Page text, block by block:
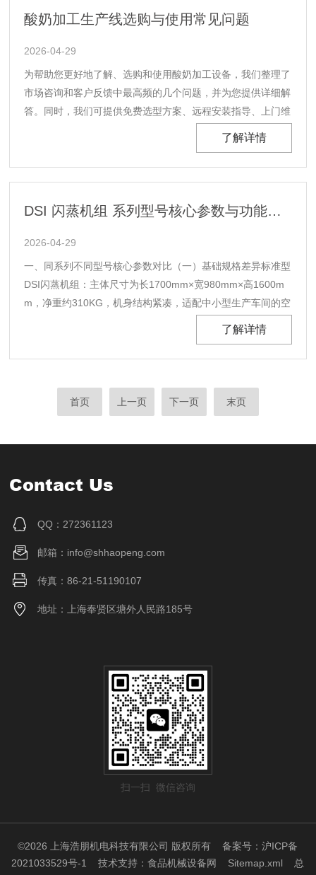
酸奶加工生产线选购与使用常见问题
2026-04-29
为帮助您更好地了解、选购和使用酸奶加工设备，我们整理了
市场咨询和客户反馈中最高频的几个问题，并为您提供详细解
答。同时，我们可提供免费选型方案、远程安装指导、上门维
修保养等一站式服务，助力您的酸奶生产顺利开展！问题一：
小型酸奶加工设备（日产500kg-2000kg）适......
了解详情
DSI 闪蒸机组 系列型号核心参数与功能对比说明
2026-04-29
一、同系列不同型号核心参数对比（一）基础规格差异标准型
DSI闪蒸机组：主体尺寸为长1700mm×宽980mm×高1600m
m，净重约310KG，机身结构紧凑，适配中小型生产车间的空
间布局；处理量范围为20-50L/H，总功率4KW，采用380V三
料灭菌需求。加大处......
了解详情
首页 上一页 下一页 末页
Contact Us
QQ：272361123
邮箱：info@shhaopeng.com
传真：86-21-51190107
地址：上海奉贤区塘外人民路185号
扫一扫 微信咨询
©2026 上海浩朋机电科技有限公司 版权所有备案号：沪ICP备
2021033529号-1
技术支持：食品机械设备网 Sitemap.xml 总